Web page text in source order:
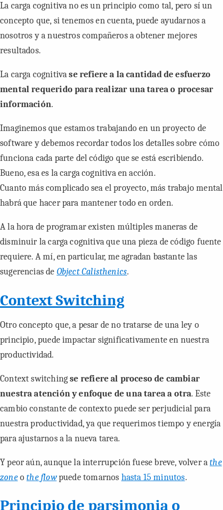
La carga cognitiva no es un principio como tal, pero sí un
concepto que, si tenemos en cuenta, puede ayudarnos a
nosotros y a nuestros compañeros a obtener mejores
resultados.
La carga cognitivase refiere a la cantidad de esfuerzo
mental requerido para realizar una tarea o procesar
información.
Imaginemos que estamos trabajando en un proyecto de
software y debemos recordar todos los detalles sobre cómo
funciona cada parte del código que se está escribiendo.
Bueno, esa es la carga cognitiva en acción.
Cuanto más complicado sea el proyecto, más trabajo mental
habrá que hacer para mantener todo en orden.
A la hora de programar existen múltiples maneras de
disminuir la carga cognitiva que una pieza de código fuente
requiere. A mí, en particular, me agradan bastante las
sugerencias de Object Calisthenics.
Context Switching
Otro concepto que, a pesar de no tratarse de una ley o
principio, puede impactar significativamente en nuestra
productividad.
Context switching se refiere al proceso de cambiar
nuestra atención y enfoque de una tarea a otra. Este
cambio constante de contexto puede ser perjudicial para
nuestra productividad, ya que requerimos tiempo y energía
para ajustarnos a la nueva tarea.
Y peor aún, aunque la interrupción fuese breve, volver athe
zoneothe flowpuede tomarnos hasta 15 minutos.
Principio de parsimonia o